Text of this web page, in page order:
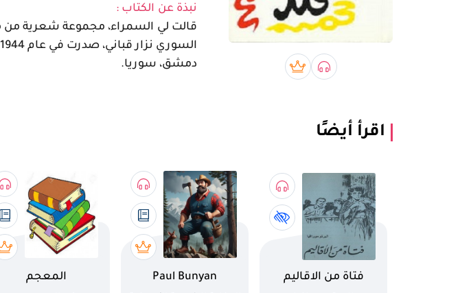
صوتي bookبريميوم book
نبذة عن الكتاب :
قالت لي السمراء، مجموعة شعرية من
دمشق، سوريا.
اقرأ أيضًا
اسم الكتاب
فتاة من الاقاليم اسم الكتاب
Paul Bunyan اسم الكتاب
المعجم